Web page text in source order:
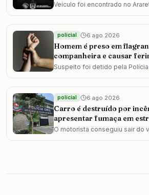
Veículo foi encontrado no
policial 6 ago 2026
Homem é preso em
companheira e causar
Cruzeiro
Suspeito foi detido pela
policial 6 ago 2026
Carro é destruído por
apresentar fumaça em
O motorista conseguiu sair do